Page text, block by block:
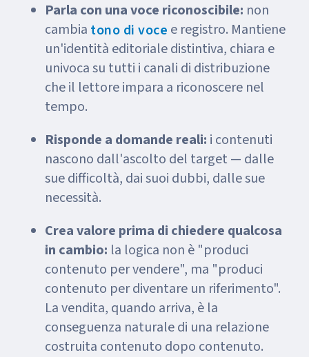
Parla con una voce riconoscibile: non
cambia tono di voce e registro. Mantiene
un'identità editoriale distintiva, chiara e
univoca su tutti i canali di distribuzione
che il lettore impara a riconoscere nel
tempo.
Risponde a domande reali: i contenuti
nascono dall'ascolto del target — dalle
sue difficoltà, dai suoi dubbi, dalle sue
necessità.
Crea valore prima di chiedere qualcosa
in cambio: la logica non è "produci
contenuto per vendere", ma "produci
contenuto per diventare un riferimento".
La vendita, quando arriva, è la
conseguenza naturale di una relazione
costruita contenuto dopo contenuto.